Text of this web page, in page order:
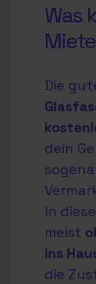
Was
Die
dein
In
meist
ins
die